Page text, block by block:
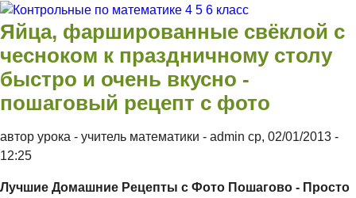
Перейти к основному содержанию
Контрольные
по
математике 4
5 6 класс
Яйца, фаршированные свёклой с
чесноком к праздничному столу
быстро и очень вкусно -
пошаговый рецепт с фото
автор урока - учитель математики - admin ср, 02/01/2013 -
12:25
Лучшие Домашние Рецепты с Фото Пошагово - Просто